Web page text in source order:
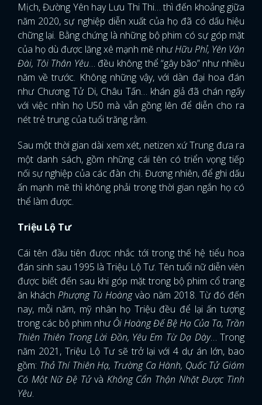
Mịch, Đường Yên hay Lưu Thi Thi… thì đến khoảng giữa
năm 2020, sự nghiệp diễn xuất của họ đã có dấu hiệu
chững lại. Bằng chứng là những bộ phim có sự góp mặt
của họ dù được lăng xê mạnh mẽ nhưHữu Phỉ, Yên Vân
Đài, Tôi Thân Yêu… đều không thể “gây bão” như nhiều
năm về trước. Không những vậy, với dàn đại hoa đán
như Chương Tử Di, Châu Tấn… khán giả đã chán ngấy
với việc nhìn họ U50 mà vẫn gồng lên để diễn cho ra
nét trẻ trung của tuổi trăng rằm.
Sau một thời gian dài xem xét, netizen xứ Trung đưa ra
một danh sách, gồm những cái tên có triển vọng tiếp
nối sự nghiệp của các đàn chị. Đương nhiên, để ghi dấu
ấn mạnh mẽ thì không phải trong thời gian ngắn họ có
thể làm được.
Triệu Lộ Tư
Cái tên đầu tiên được nhắc tới trong thế hệ tiểu hoa
đán sinh sau 1995 là Triệu Lộ Tư. Tên tuổi nữ diễn viên
được biết đến sau khi góp mặt trong bộ phim cổ trang
ăn khách Phượng Tù Hoàngvào năm 2018. Từ đó đến
nay, mỗi năm, mỹ nhân họ Triệu đều để lại ấn tượng
trong các bộ phim như Ôi Hoàng Đế Bệ Hạ Của Ta, Trần
Thiên Thiên Trong Lời Đồn, Yêu Em Từ Dạ Dày… Trong
năm 2021, Triệu Lộ Tư sẽ trở lại với 4 dự án lớn, bao
gồm: Thả Thí Thiên Hạ, Trường Ca Hành, Quốc Tử Giám
Có Một Nữ Đệ Tửvà Không Cẩn Thận Nhặt Được Tình
Yêu.